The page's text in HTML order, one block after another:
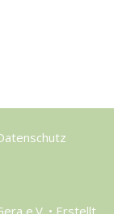
e.V. • Erstellt